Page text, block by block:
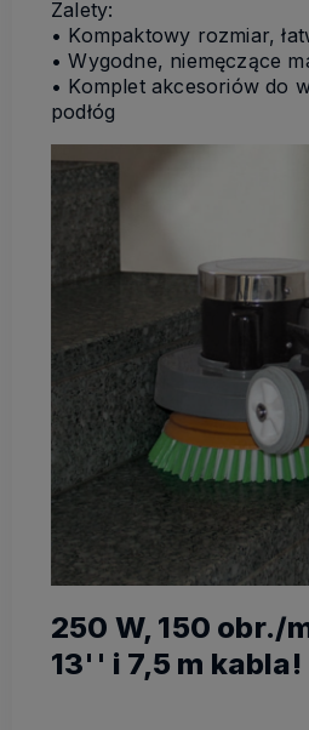
Zalety:
• Kompaktowy rozmiar,
• Wygodne, niemęczące
• Komplet akcesoriów do
podłóg
250 W, 150 obr./
13'' i 7,5 m kabla!